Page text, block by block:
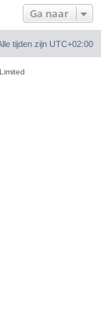
Ga naar
tijden zijn UTC+02:00